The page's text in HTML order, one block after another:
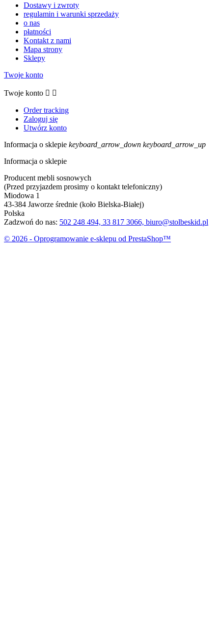
Dostawy i zwroty
regulamin i warunki sprzedaży
o nas
płatności
Kontakt z nami
Mapa strony
Sklepy
Twoje konto
Twoje konto  
Order tracking
Zaloguj się
Utwórz konto
Informacja o sklepie keyboard_arrow_down keyboard_arrow_up
Informacja o sklepie
Producent mebli sosnowych
(Przed przyjazdem prosimy o kontakt telefoniczny)
Miodowa 1
43-384 Jaworze średnie (koło Bielska-Białej)
Polska
Zadzwoń do nas: 502 248 494, 33 817 3066, biuro@stolbeskid.pl
© 2026 - Oprogramowanie e-sklepu od PrestaShop™